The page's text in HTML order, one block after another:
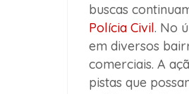
buscas
Polícia Civil. No
em diversos
comerciais. A
pistas que